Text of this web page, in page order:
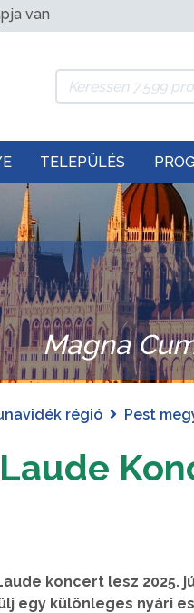
van
TELEPÜLÉS
Magna
régió Pest
koncert lesz 2025.
egy különleges nyári